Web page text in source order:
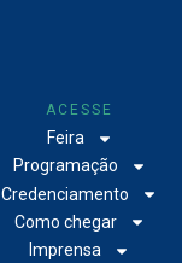
ACESSE
Feira
Programação
Credenciamento
Como chegar
Imprensa